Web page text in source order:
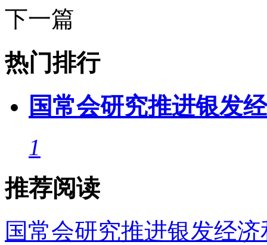
下一篇
热门排行
国常会研究推进银发
1
推荐阅读
国常会研究推进银发经